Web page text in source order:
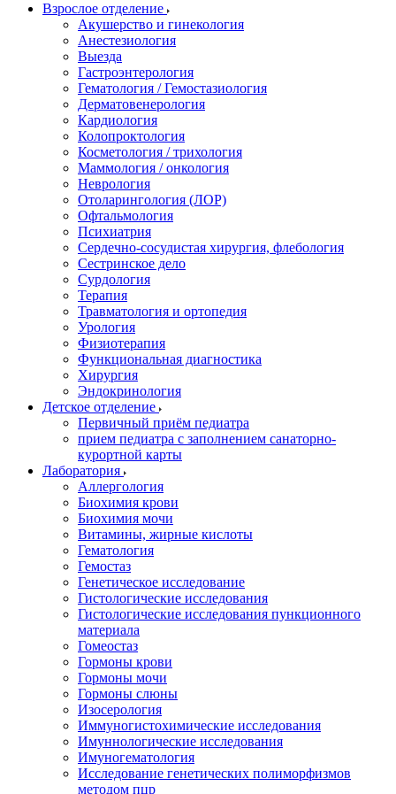
Взрослое отделение
Акушерство и гинекология
Анестезиология
Выезда
Гастроэнтерология
Гематология / Гемостазиология
Дерматовенерология
Кардиология
Колопроктология
Косметология / трихология
Маммология / онкология
Неврология
Отоларингология (ЛОР)
Офтальмология
Психиатрия
Сердечно-сосудистая хирургия, флебология
Сестринское дело
Сурдология
Терапия
Травматология и ортопедия
Урология
Физиотерапия
Функциональная диагностика
Хирургия
Эндокринология
Детское отделение
Первичный приём педиатра
прием педиатра с заполнением санаторно-
курортной карты
Лаборатория
Аллергология
Биохимия крови
Биохимия мочи
Витамины, жирные кислоты
Гематология
Гемостаз
Генетическое исследование
Гистологические исследования
Гистологические исследования пункционного
материала
Гомеостаз
Гормоны крови
Гормоны мочи
Гормоны слюны
Изосерология
Иммуногистохимические исследования
Имуннологические исследования
Имуногематология
Исследование генетических полиморфизмов
методом пцр